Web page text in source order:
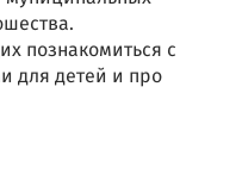
познакомиться с
для детей и про